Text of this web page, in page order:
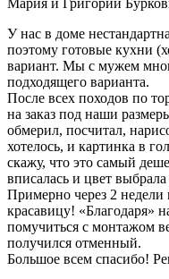
У нас в доме
поэтому готовые кухни
вариант. Мы с мужем
подходящего варианта.
После всех походов по
на заказ под наши
обмерил, посчитал,
хотелось, и картинка в
скажу, что это самый
вписалась и цвет
Примерно через 2
красавицу!
помучиться с монтажом
получился отменный.
Большое всем спасибо!